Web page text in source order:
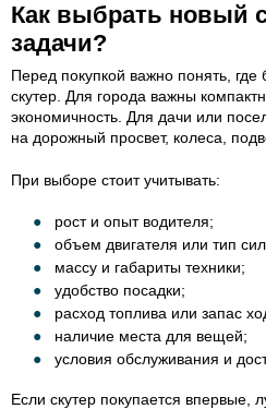
Как выбрать новый
задачи?
Перед покупкой важно понять, где
скутер. Для города важны
экономичность. Для дачи или
на дорожный просвет, колеса,
При выборе стоит учитывать:
рост и опыт водителя;
объем двигателя или тип
массу и габариты техники;
удобство посадки;
расход топлива или запас
наличие места для вещей;
условия обслуживания и
Если скутер покупается впервые,